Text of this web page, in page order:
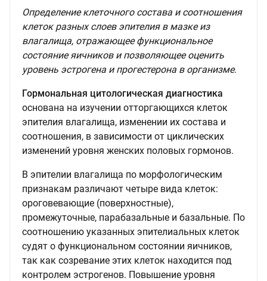
Определение клеточного состава и соотношения
клеток разных слоев эпителия в мазке из
влагалища, отражающее функциональное
состояние яичников и позволяющее оценить
уровень эстрогена и прогестерона в организме.
Гормональная цитологическая диагностика
основана на изучении отторгающихся клеток
эпителия влагалища, изменении их состава и
соотношения, в зависимости от циклических
изменений уровня женских половых гормонов.
В эпителии влагалища по морфологическим
признакам различают четыре вида клеток:
ороговевающие (поверхностные),
промежуточные, парабазальные и базальные. По
соотношению указанных эпителиальных клеток
судят о функциональном состоянии яичников,
так как созревание этих клеток находится под
контролем эстрогенов. Повышение уровня